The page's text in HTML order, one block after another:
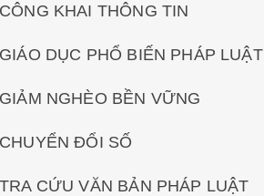
CÔNG KHAI THÔNG TIN
GIÁO DỤC PHỔ BIẾN PHÁP LUẬT
GIẢM NGHÈO BỀN VỮNG
CHUYỂN ĐỔI SỐ
TRA CỨU VĂN BẢN PHÁP LUẬT